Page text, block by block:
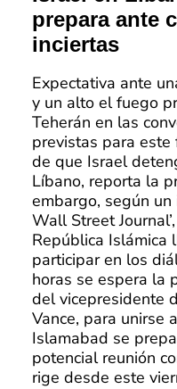
prepara ante
inciertas
Expectativa ante
y un alto el fuego
Teherán en las
previstas para
de que Israel
Líbano, reporta la
embargo, según un
Wall Street
República Islámica
participar en los
horas se espera la
del vicepresidente
Vance, para unirse
Islamabad se
potencial reunión
rige desde este